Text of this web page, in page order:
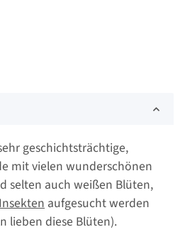
geschichtsträchtige,
mit vielen wunderschönen
selten auch weißen Blüten,
aufgesucht werden
lieben diese Blüten).